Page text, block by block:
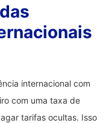
internacional com
com uma taxa de
tarifas ocultas. Isso